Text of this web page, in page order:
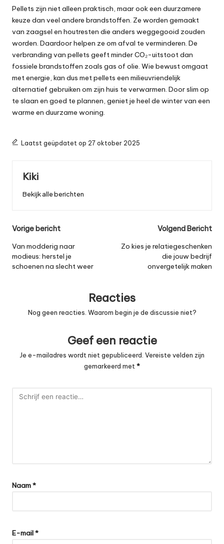
Pellets zijn niet alleen praktisch, maar ook een duurzamere
keuze dan veel andere brandstoffen. Ze worden gemaakt
van zaagsel en houtresten die anders weggegooid zouden
worden. Daardoor helpen ze om afval te verminderen. De
verbranding van pellets geeft minder CO₂-uitstoot dan
fossiele brandstoffen zoals gas of olie. Wie bewust omgaat
met energie, kan dus met pellets een milieuvriendelijk
alternatief gebruiken om zijn huis te verwarmen. Door slim op
te slaan en goed te plannen, geniet je heel de winter van een
warme en duurzame woning.
Laatst geüpdatet op 27 oktober 2025
Kiki
Bekijk alle berichten
Bericht
navigatie
Vorige bericht
Van modderig naar
modieus: herstel je
schoenen na slecht weer
Volgend Bericht
Zo kies je relatiegeschenken
die jouw bedrijf
onvergetelijk maken
Reacties
Nog geen reacties. Waarom begin je de discussie niet?
Geef een reactie
Je e-mailadres wordt niet gepubliceerd. Vereiste velden zijn
gemarkeerd met *
Naam*
E-mail*